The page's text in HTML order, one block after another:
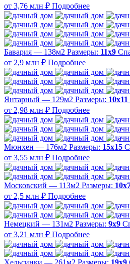
от 3,76 млн ₽ Подробнее
Бавария — 138м2 Размеры: 11х9
от 2,9 млн ₽ Подробнее
Янтарный — 129м2 Размеры: 10х11
от 2,98 млн ₽ Подробнее
Мюнхен — 176м2 Размеры: 15х15
от 3,55 млн ₽ Подробнее
Московский — 113м2 Размеры:
от 2,5 млн ₽ Подробнее
Немецкий — 131м2 Размеры: 9х9
от 3,21 млн ₽ Подробнее
Хельсинки — 261м2 Размеры: 19х9